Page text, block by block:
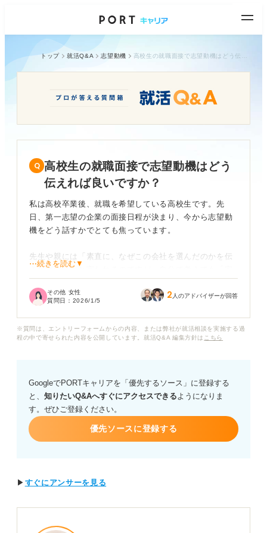
トップ 就活Q&A 志望動機
高校生の就職面接で志望動機はどう
伝えれば良いですか？
私は高校卒業後、就職を希望している高校生です。先
日、第一志望の企業の面接日程が決まり、今から志望動
機をどう話すかでとても焦っています。
先生や親には「素直に、なぜこの会社を選んだのかを伝
えればいい」と言われるのですが、自分で考えても「家
か浅い理由しか出てきません。アルバイトの経験もない
企業の採用担当者は、高校生にどのような「やる気」や
⋯続きを読む▼
その他 女性
質問日： 2026/1/5 2 人のアドバイザーが回答
※質問は、エントリーフォームからの内容、または弊社が就活相談を実施する過
程の中で寄せられた内容を公開しています。就活Q&A 編集方針は こちら
GoogleでPORTキャリアを「優先するソース」に登録する
と、 知りたいQ&Aへすぐにアクセスできるようになりま
す。ぜひご登録ください。
優先ソースに登録する
▶ すぐにアンサーを見る